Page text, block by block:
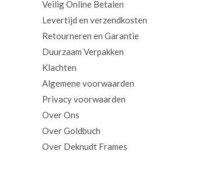
Veilig Online Betalen
Levertijd en verzendkosten
Retourneren en Garantie
Duurzaam Verpakken
Klachten
Algemene voorwaarden
Privacy voorwaarden
Over Ons
Over Goldbuch
Over Deknudt Frames